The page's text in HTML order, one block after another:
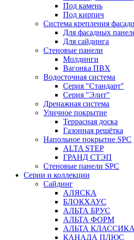
Под камень
Под кирпич
Система крепления
Для фасадных
Для сайдинга
Стеновые панели
Молдинги
Вагонка ПВХ
Водосточная система
Серия "Стандарт"
Серия "Элит"
Дренажная система
Уличное покрытие
Террасная доска
Газонная решётка
Напольное покрытие SPC
ALTA STEP
ГРАНД СТЭП
Стеновые панели SPC
Серии и коллекции
Сайдинг
АЛЯСКА
БЛОКХАУС
АЛЬТА БРУС
АЛЬТА ФОРМ
АЛЬТА КЛАССИКА
КАНАДА ПЛЮС